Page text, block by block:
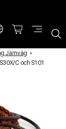
Järnväg /
C och S101